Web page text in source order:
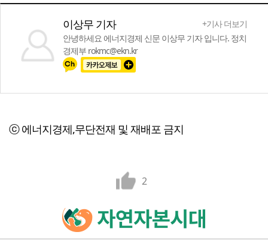
이상무 기자
+기사 더보기
안녕하세요 에너지경제 신문 이상무 기자 입니다. 정치
경제부 rokmc@ekn.kr
ⓒ 에너지경제,무단전재 및 재배포 금지
2